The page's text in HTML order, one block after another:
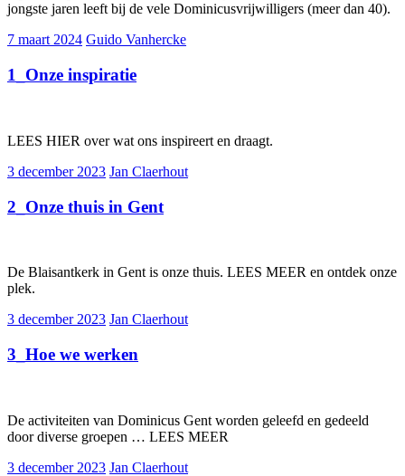
jongste jaren leeft bij de vele Dominicusvrijwilligers (meer dan 40).
7 maart 2024 Guido Vanhercke
1_Onze inspiratie
LEES HIER over wat ons inspireert en draagt.
3 december 2023 Jan Claerhout
2_Onze thuis in Gent
De Blaisantkerk in Gent is onze thuis. LEES MEER en ontdek onze
plek.
3 december 2023 Jan Claerhout
3_Hoe we werken
De activiteiten van Dominicus Gent worden geleefd en gedeeld
door diverse groepen … LEES MEER
3 december 2023 Jan Claerhout